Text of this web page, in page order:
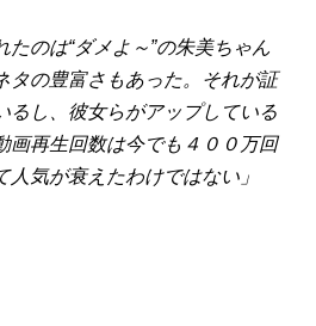
たのは“ダメよ～”の朱美ちゃん
タの豊富さもあった。それが証
るし、彼女らがアップしている
画再生回数は今でも４００万回
人気が衰えたわけではない」